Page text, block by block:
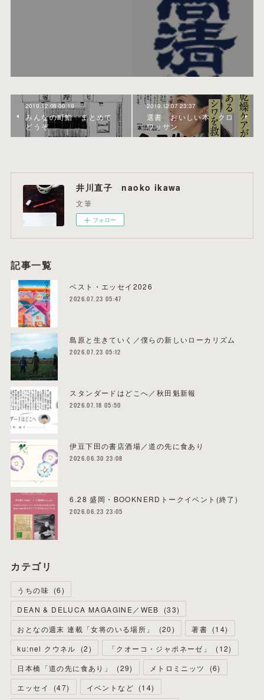
2019.12.08 00:19
みんなの町鮨 まとめて
どうぞ
2019.12.07 23:37
選書 おいしい本 クロ
ワッサン
井川直子 naoko ikawa
文筆
フォロー
記事一覧
ベスト・エッセイ2026
2026.07.23 05:47
島原と生きていく／僕らの新しいローカリズム
2026.07.23 05:12
スタンダードはどこへ／秋田魁新報
2026.07.18 05:50
伊豆下田の書店酒場／道の先に食あり
2026.06.30 23:08
6.28 盛岡・BOOKNERDトークイベント(終了)
2026.06.23 23:05
カテゴリ
うちの味 (6)
DEAN & DELUCA MAGAGINE／WEB
(33)
おとなの週末 連載「女将のいる場所」
(20) 著書 (14)
ku:nel クウネル
(2) 「クオーコ・ジャポネーゼ」 (12)
日本橋「道の先に食あり」
(29) メトロミニッツ (6)
エッセイ
(47) イベントなど (14)